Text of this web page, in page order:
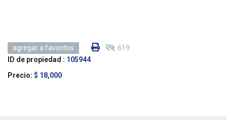
agregar a favoritos 619
ID de propiedad : 105944
Precio: $ 18,000